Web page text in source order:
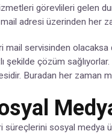
görevlileri gelen
adresi üzerinden her
servisinden
şekilde çözüm
Buradan her zaman
sosyal medya